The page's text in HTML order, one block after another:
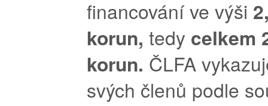
financování ve výši
korun, tedy celkem
korun. ČLFA
svých členů podle